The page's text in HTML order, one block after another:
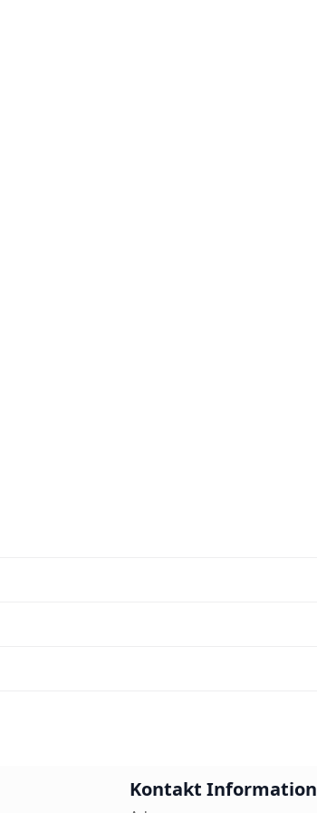
Kontakt Information